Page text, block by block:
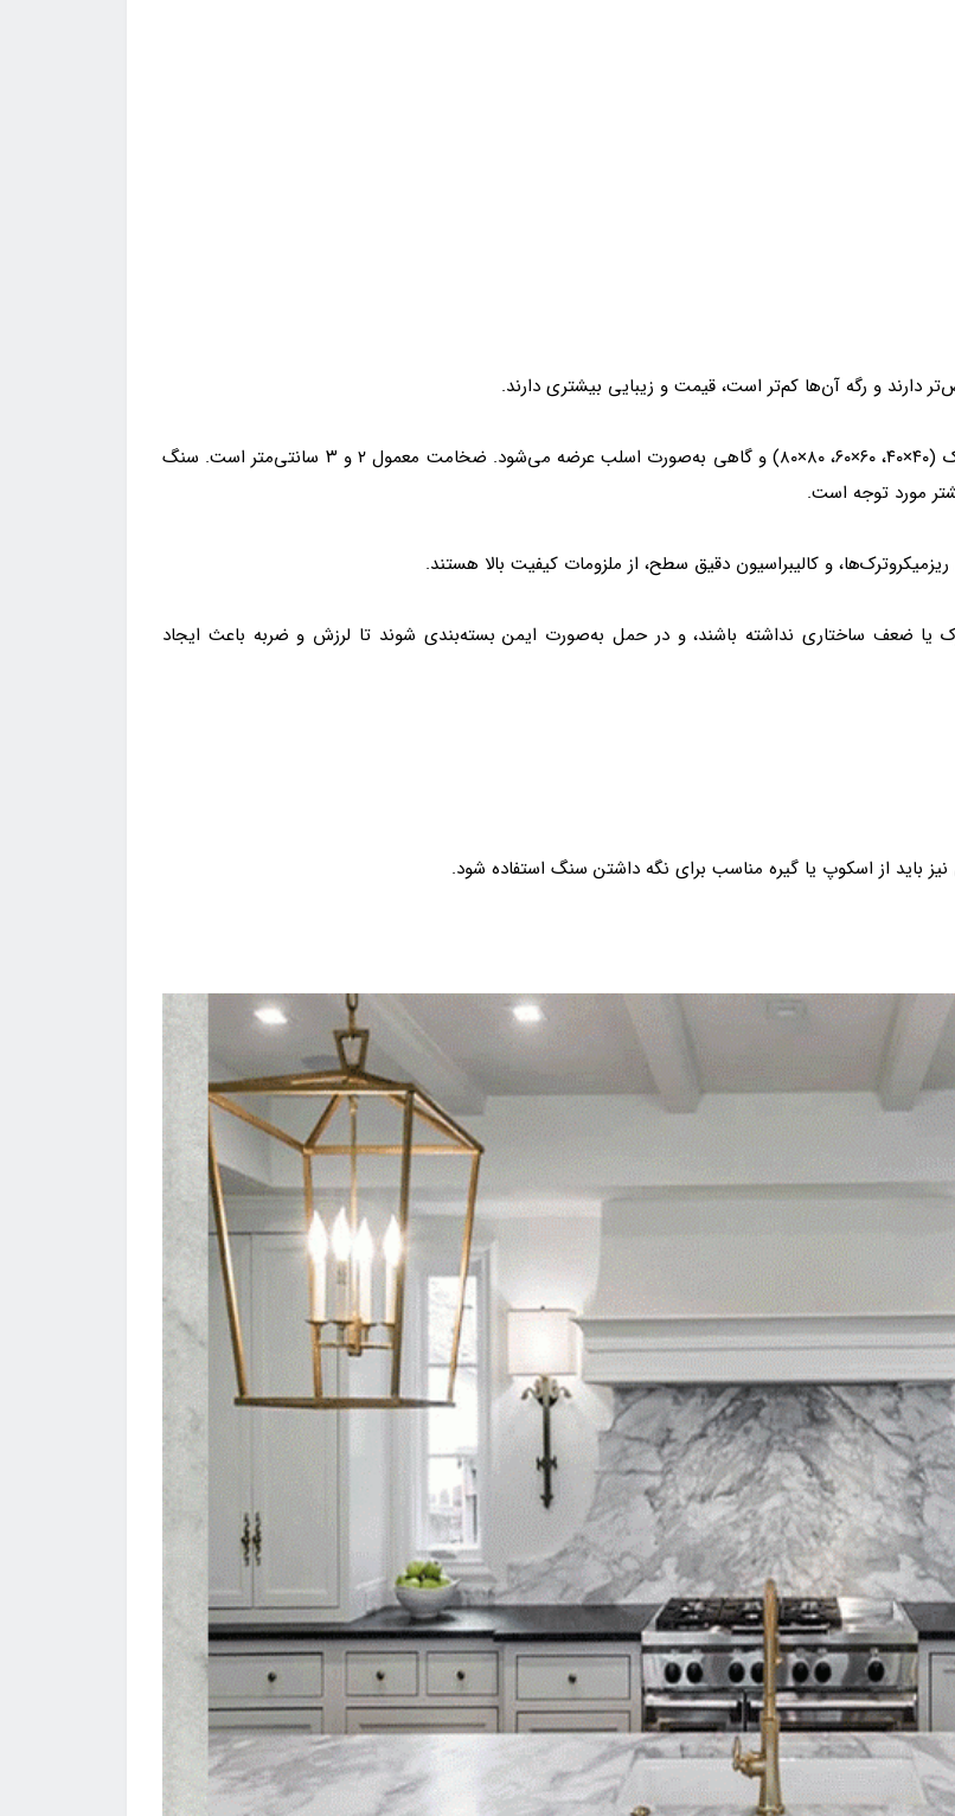
دارند و رگه آن‌ها کم‌تر است، قیمت و زیبایی بیشتری دارند.
- ابعاد و ضخامت مناسب: سنگ چینی الیگودرز معمولاً در ابعاد پلاک (۴۰×۴۰، ۶۰×۶۰، ۸۰×۸۰) و گاهی به‌صورت اسلب عرضه می‌شود. ضخامت معمول ۲ و ۳ سانتی‌متر است. سنگ
مورد توجه است.
و کالیبراسیون دقیق سطح، از ملزومات کیفیت بالا هستند.
ضعف ساختاری نداشته باشند، و در حمل به‌صورت ایمن بسته‌بندی شوند تا لرزش و ضربه باعث ایجاد
باید از اسکوپ یا گیره مناسب برای نگه داشتن سنگ استفاده شود.